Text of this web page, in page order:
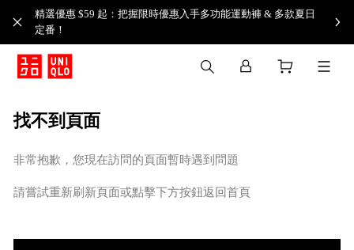
精選優惠 $59 起：把握限時優惠入手多功能運動褲 & 多款夏日
定番！​
找不到頁面
非常抱歉，您現在訪問的頁面暫時遇到問題
請嘗試重新刷新頁面或點擊下方按鈕返回首頁